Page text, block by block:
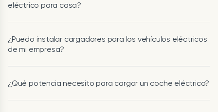
eléctrico para casa?
¿Puedo instalar cargadores para los vehículos eléctricos
de mi empresa?
¿Qué potencia necesito para cargar un coche eléctrico?